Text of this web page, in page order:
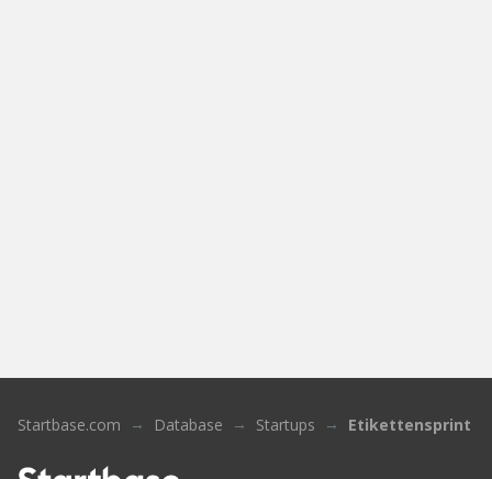
Startbase.com Database Startups Etikettensprint